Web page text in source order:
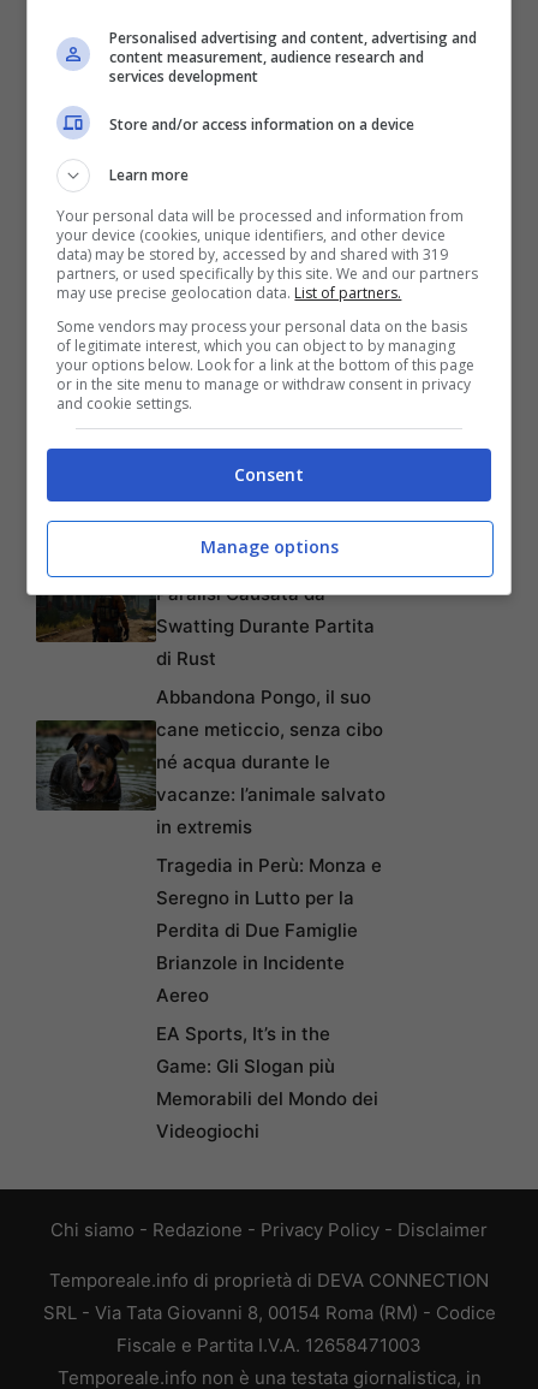
Articoli recentiCome Fermare i Download
Automatici di Modelli AI da
4GB su Chrome: Guida
Passo-Passo
Disney+: Tra Piani Gratuiti
e Collaborazioni con
Da Gioco a Tragedia:
Chiede 176 Milioni per
Paralisi Causata da
Swatting Durante Partita
di Rust
Abbandona Pongo, il suo
cane meticcio, senza cibo
né acqua durante le
vacanze: l’animale salvato
in extremis
Tragedia in Perù: Monza e
Seregno in Lutto per la
Perdita di Due Famiglie
Brianzole in Incidente
Aereo
EA Sports, It’s in the
Game: Gli Slogan più
Memorabili del Mondo dei
Videogiochi
Chi siamo - Redazione - Privacy Policy - Disclaimer
Temporeale.info di proprietà di DEVA CONNECTION
SRL - Via Tata Giovanni 8, 00154 Roma (RM) - Codice
Fiscale e Partita I.V.A. 12658471003
Temporeale.info non è una testata giornalistica, in
Personalised advertising and content, advertising and
content measurement, audience research and
services development
Store and/or access information on a device
Learn more
Your personal data will be processed and information from
your device (cookies, unique identifiers, and other device
data) may be stored by, accessed by and shared with 319
partners, or used specifically by this site. We and our partners
may use precise geolocation data. List of partners.
Some vendors may process your personal data on the basis
of legitimate interest, which you can object to by managing
your options below. Look for a link at the bottom of this page
or in the site menu to manage or withdraw consent in privacy
and cookie settings.
Consent
Manage options